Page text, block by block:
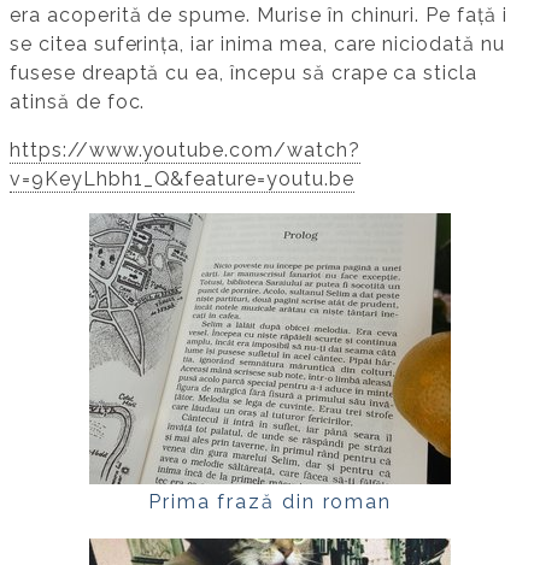
era acoperită de spume. Murise în chinuri. Pe față i
se citea suferința, iar inima mea, care niciodată nu
fusese dreaptă cu ea, începu să crape ca sticla
atinsă de foc.
https://www.youtube.com/watch?
v=9KeyLhbh1_Q&feature=youtu.be
Prima frază din roman